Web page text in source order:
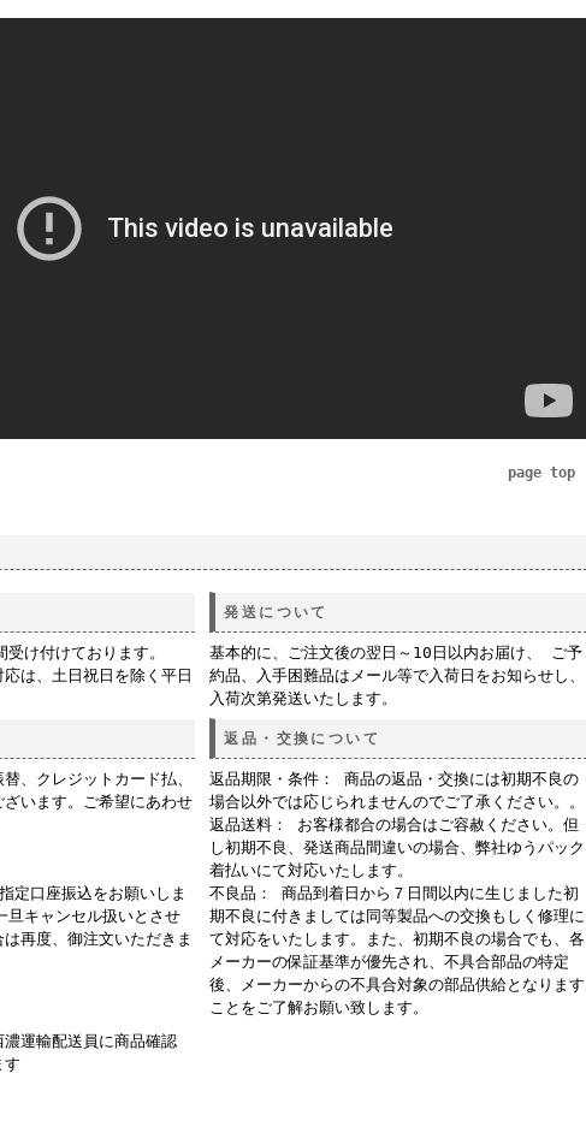
page top
け付けております。
は、土日祝日を除く平日
、クレジットカード払、
います。ご希望にあわせ
定口座振込をお願いしま
キャンセル扱いとさせ
再度、御注文いただきま
運輸配送員に商品確認
す
発送について
基本的に、ご注文後の翌日～10日以内お届け、 ご予
約品、入手困難品はメール等で入荷日をお知らせし、
入荷次第発送いたします。
返品・交換について
返品期限・条件： 商品の返品・交換には初期不良の
場合以外では応じられませんのでご了承ください。。
返品送料： お客様都合の場合はご容赦ください。但
し初期不良、発送商品間違いの場合、弊社ゆうパック
着払いにて対応いたします。
不良品： 商品到着日から７日間以内に生じました初
期不良に付きましては同等製品への交換もしく修理に
て対応をいたします。また、初期不良の場合でも、各
メーカーの保証基準が優先され、不具合部品の特定
後、メーカーからの不具合対象の部品供給となります
ことをご了解お願い致します。